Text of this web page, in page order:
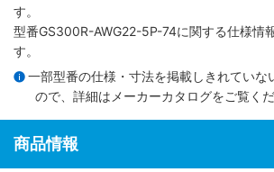
す。
型番GS300R-AWG22-5P-74に関する仕様情
す。
一部型番の仕様・寸法を掲載しきれていな
ので、詳細は メーカーカタログをご覧くだ
商品情報